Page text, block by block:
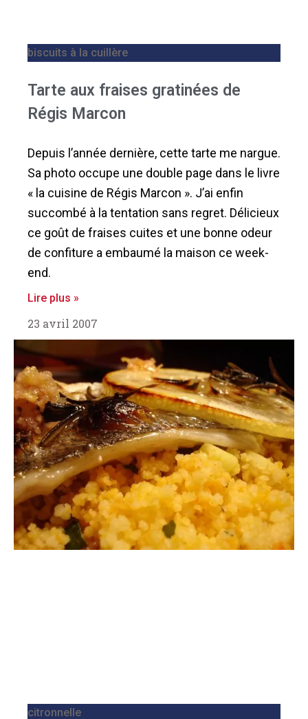
biscuits à la cuillère
Tarte aux fraises gratinées de
Régis Marcon
Depuis l’année dernière, cette tarte me nargue.
Sa photo occupe une double page dans le livre
« la cuisine de Régis Marcon ». J’ai enfin
succombé à la tentation sans regret. Délicieux
ce goût de fraises cuites et une bonne odeur
de confiture a embaumé la maison ce week-
end.
Lire plus »
23 avril 2007
citronnelle